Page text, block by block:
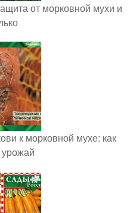
от морковной мухи и
к морковной мухе: как